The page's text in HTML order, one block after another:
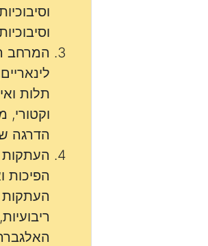
המרחב
תלות
הדרגה
העתקות
הפיכות
העתקות